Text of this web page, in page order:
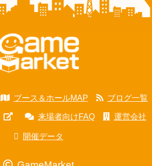
ブース＆ホールMAP ブログ一覧
来場者向けFAQ 運営会社
開催データ